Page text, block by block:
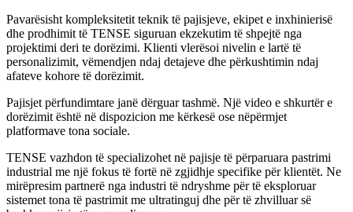
Pavarësisht kompleksitetit teknik të pajisjeve, ekipet e inxhinierisë
dhe prodhimit të TENSE siguruan ekzekutim të shpejtë nga
projektimi deri te dorëzimi. Klienti vlerësoi nivelin e lartë të
personalizimit, vëmendjen ndaj detajeve dhe përkushtimin ndaj
afateve kohore të dorëzimit.
Pajisjet përfundimtare janë dërguar tashmë. Një video e shkurtër e
dorëzimit është në dispozicion me kërkesë ose nëpërmjet
platformave tona sociale.
TENSE vazhdon të specializohet në pajisje të përparuara pastrimi
industrial me një fokus të fortë në zgjidhje specifike për klientët. Ne
mirëpresim partnerë nga industri të ndryshme për të eksploruar
sistemet tona të pastrimit me ultratinguj dhe për të zhvilluar së